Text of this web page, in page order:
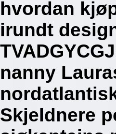
hvordan
irundt
nanny
Skjeldnere